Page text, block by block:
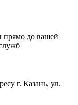
прямо до вашей
г. Казань, ул.